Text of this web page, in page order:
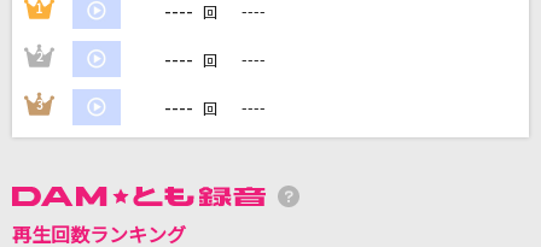
Mr.Children
Flamingo
米津玄師
高橋瞳
1 ---- 回 ----
2 ---- 回 ----
3 ---- 回 ----
再生回数ランキング